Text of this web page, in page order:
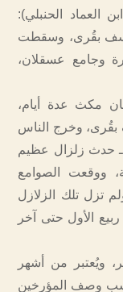
العماد الحنبلي):
بقُرى، وسقطت
وجامع عسقلان،
مكث عدة أيام،
وخرج الناس
وهلكوا هناك. وفي عام 472هـ حدث زلزال عظيم
ووقعت الصوامع
تزل تلك الزلازل
الأول حتى آخر
ويُعتبر من أشهر
وصف المؤرخين